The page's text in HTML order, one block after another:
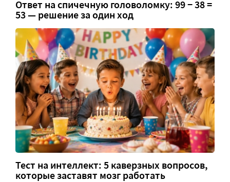
Ответ на спичечную головоломку: 99 − 38 =
53 — решение за один ход
Тест на интеллект: 5 каверзных вопросов,
которые заставят мозг работать